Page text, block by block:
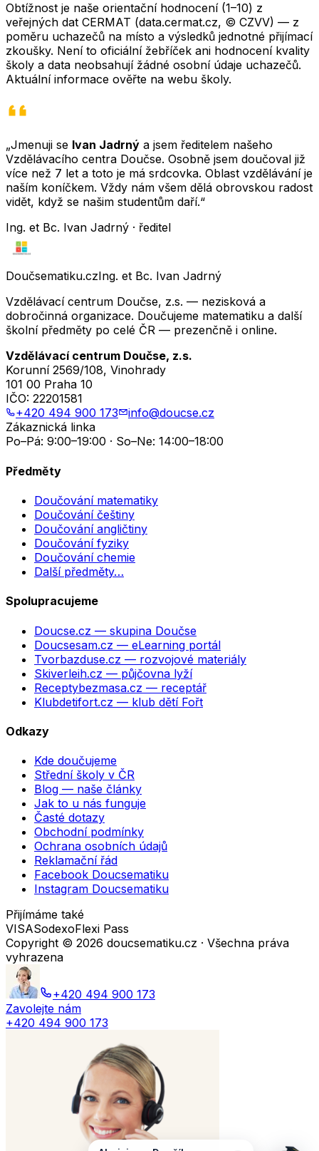
Obtížnost je naše orientační hodnocení (1–10) z
veřejných dat CERMAT (data.cermat.cz, © CZVV) — z
poměru uchazečů na místo a výsledků jednotné přijímací
zkoušky. Není to oficiální žebříček ani hodnocení kvality
školy a data neobsahují žádné osobní údaje uchazečů.
Aktuální informace ověřte na webu školy.
„Jmenuji se Ivan Jadrný a jsem ředitelem našeho
Vzdělávacího centra Doučse. Osobně jsem doučoval již
více než 7 let a toto je má srdcovka. Oblast vzdělávání je
naším koníčkem. Vždy nám všem dělá obrovskou radost
vidět, když se našim studentům daří.“
Ing. et Bc. Ivan Jadrný · ředitel
Doučsematiku.czIng. et Bc. Ivan Jadrný
Vzdělávací centrum Doučse, z.s. — nezisková a
dobročinná organizace. Doučujeme matematiku a další
školní předměty po celé ČR — prezenčně i online.
Vzdělávací centrum Doučse, z.s.
Korunní 2569/108, Vinohrady
101 00 Praha 10
IČO: 22201581
+420 494 900 173
info@doucse.cz
Zákaznická linka
Po–Pá: 9:00–19:00 · So–Ne: 14:00–18:00
Předměty
Doučování matematiky
Doučování češtiny
Doučování angličtiny
Doučování fyziky
Doučování chemie
Další předměty…
Spolupracujeme
Doucse.cz — skupina Doučse
Doucsesam.cz — eLearning portál
Tvorbazduse.cz — rozvojové materiály
Skiverleih.cz — půjčovna lyží
Receptybezmasa.cz — receptář
Klubdetifort.cz — klub dětí Fořt
Odkazy
Kde doučujeme
Střední školy v ČR
Blog — naše články
Jak to u nás funguje
Časté dotazy
Obchodní podmínky
Ochrana osobních údajů
Reklamační řád
Facebook Doucsematiku
Instagram Doucsematiku
Přijímáme také
VISASodexoFlexi Pass
Copyright © 2026 doucsematiku.cz · Všechna práva
vyhrazena
+420 494 900 173
Zavolejte nám
+420 494 900 173